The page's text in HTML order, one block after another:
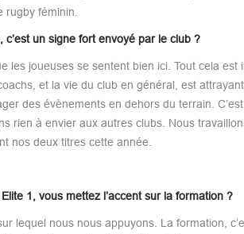
féminin.
un signe fort envoyé par le club ?
les joueuses se sentent bien ici. Tout cela
et la vie du club en général, est
des évènements en dehors du terrain.
rien à envier aux autres clubs. Nous
nos deux titres cette année.
1, vous mettez l’accent sur la formation ?
lequel nous nous appuyons. La formation,